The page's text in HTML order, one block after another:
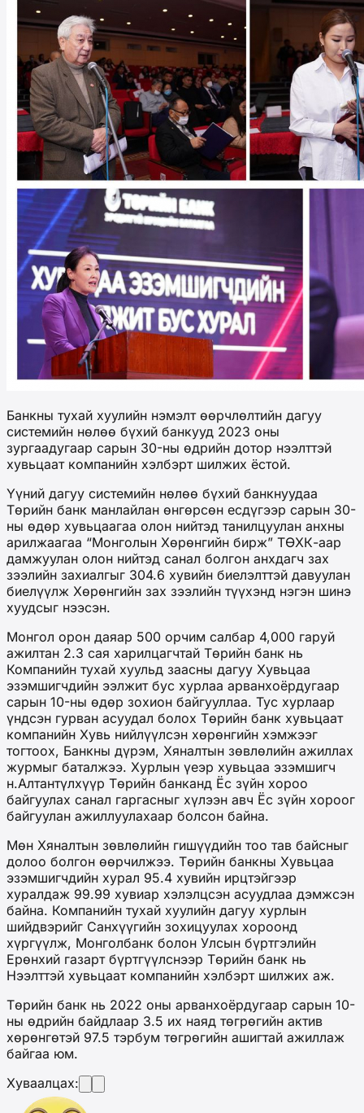
Банкны тухай хуулийн нэмэлт өөрчлөлтийн дагуу
системийн нөлөө бүхий банкууд 2023 оны
зургаадугаар сарын 30-ны өдрийн дотор нээлттэй
хувьцаат компанийн хэлбэрт шилжих ёстой.
Үүний дагуу системийн нөлөө бүхий банкнуудаа
Төрийн банк манлайлан өнгөрсөн есдүгээр сарын 30-
ны өдөр хувьцаагаа олон нийтэд танилцуулан анхны
арилжаагаа “Монголын Хөрөнгийн бирж” ТӨХК-аар
дамжуулан олон нийтэд санал болгон анхдагч зах
зээлийн захиалгыг 304.6 хувийн биелэлттэй давуулан
биелүүлж Хөрөнгийн зах зээлийн түүхэнд нэгэн шинэ
хуудсыг нээсэн.
Монгол орон даяар 500 орчим салбар 4,000 гаруй
ажилтан 2.3 сая харилцагчтай Төрийн банк нь
Компанийн тухай хуульд заасны дагуу Хувьцаа
эзэмшигчдийн ээлжит бус хурлаа арванхоёрдугаар
сарын 10-ны өдөр зохион байгууллаа. Тус хурлаар
үндсэн гурван асуудал болох Төрийн банк хувьцаат
компанийн Хувь нийлүүлсэн хөрөнгийн хэмжээг
тогтоох, Банкны дүрэм, Хяналтын зөвлөлийн ажиллах
журмыг баталжээ. Хурлын үеэр хувьцаа эзэмшигч
н.Алтантүлхүүр Төрийн банканд Ёс зүйн хороо
байгуулах санал гаргасныг хүлээн авч Ёс зүйн хороог
байгуулан ажиллуулахаар болсон байна.
Мөн Хяналтын зөвлөлийн гишүүдийн тоо тав байсныг
долоо болгон өөрчилжээ. Төрийн банкны Хувьцаа
эзэмшигчдийн хурал 95.4 хувийн ирцтэйгээр
хуралдаж 99.99 хувиар хэлэлцсэн асуудлаа дэмжсэн
байна. Компанийн тухай хуулийн дагуу хурлын
шийдвэрийг Санхүүгийн зохицуулах хороонд
хүргүүлж, Монголбанк болон Улсын бүртгэлийн
Ерөнхий газарт бүртгүүлснээр Төрийн банк нь
Нээлттэй хувьцаат компанийн хэлбэрт шилжих аж.
Төрийн банк нь 2022 оны арванхоёрдугаар сарын 10-
ны өдрийн байдлаар 3.5 их наяд төгрөгийн актив
хөрөнгөтэй 97.5 тэрбум төгрөгийн ашигтай ажиллаж
байгаа юм.
Хуваалцах: